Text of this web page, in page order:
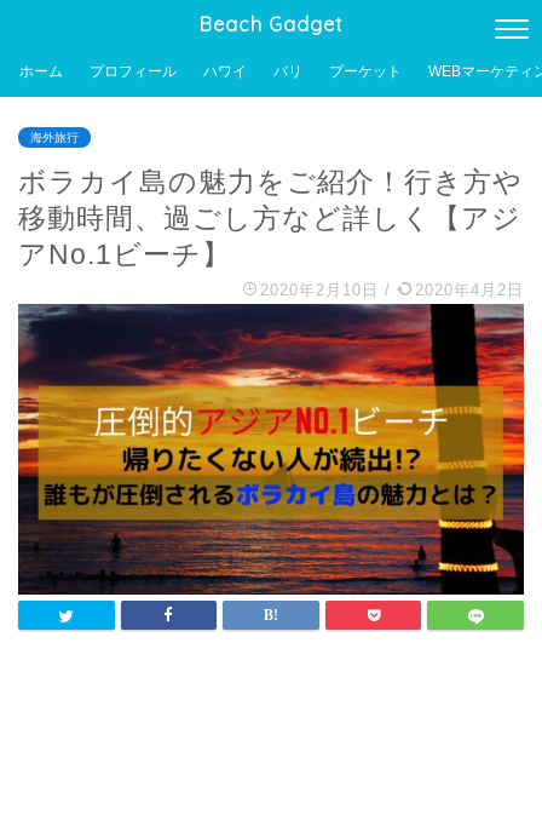
Beach Gadget
ホーム プロフィール ハワイ バリ プーケット WEBマーケティ
海外旅行
ボラカイ島の魅力をご紹介！行き方や
移動時間、過ごし方など詳しく【アジ
アNo.1ビーチ】
2020年2月10日 / 2020年4月2日